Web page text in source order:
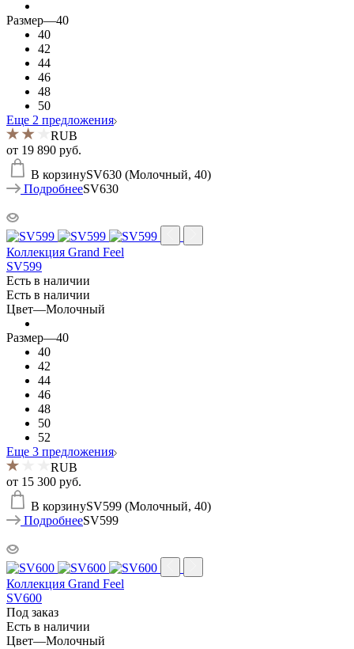
Размер—40
40
42
44
46
48
50
Еще 2 предложения
RUB
от 19 890 руб.
В корзинуSV630 (Молочный, 40)
ПодробнееSV630
Коллекция Grand Feel
SV599
Есть в наличии
Есть в наличии
Цвет—Молочный
Размер—40
40
42
44
46
48
50
52
Еще 3 предложения
RUB
от 15 300 руб.
В корзинуSV599 (Молочный, 40)
ПодробнееSV599
Коллекция Grand Feel
SV600
Под заказ
Есть в наличии
Цвет—Молочный